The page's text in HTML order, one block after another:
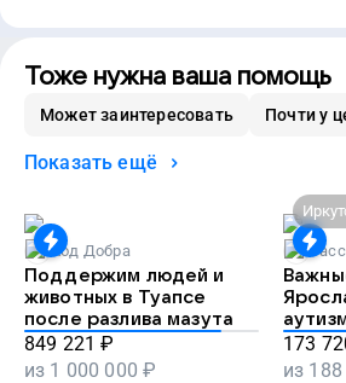
Тоже нужна ваша помощь
Может заинтересовать Почти у
Показать ещё
Код Добра
Поддержим людей и
животных в Туапсе
после разлива мазута
849 221 ₽
из 1 000 000 ₽
173
из 188